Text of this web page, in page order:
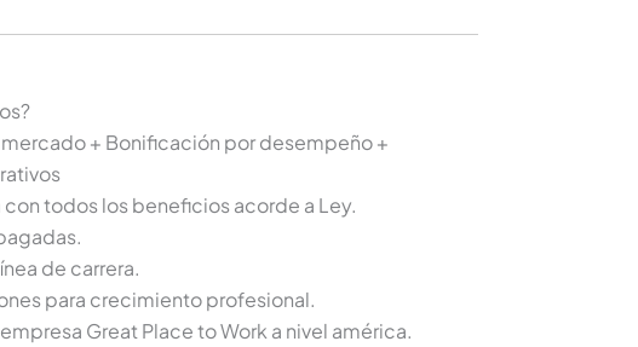
+ Bonificación por desempeño +
todos los beneficios acorde a Ley.
de carrera.
para crecimiento profesional.
Great Place to Work a nivel américa.